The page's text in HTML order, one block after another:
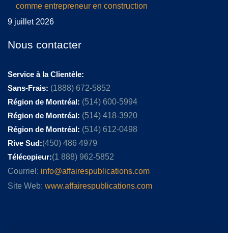
comme entrepreneur en construction
9 juillet 2026
Nous contacter
Service à la Clientèle:
Sans-Frais: (1888) 672-5852
Région de Montréal: (514) 600-5994
Région de Montréal: (514) 418-3920
Région de Montréal: (514) 612-0498
Rive Sud:(450) 486 4979
Télécopieur:(1 888) 962-5852
Courriel: info@affairespublications.com
Site Web: www.affairespublications.com